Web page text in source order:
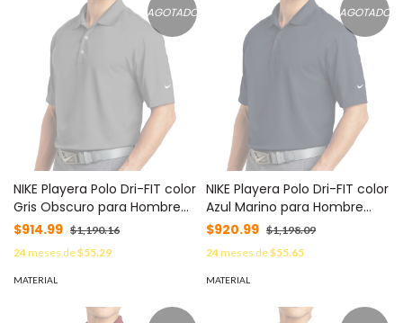
AGOTADO
NIKE Playera Polo Dri-FIT color
Gris Obscuro para Hombre
MOD: C373749S/G
$914.99 $1,190.16
24meses de$55.29
MATERIAL
AGOTADO
NIKE Playera Polo Dri-FIT color
Azul Marino para Hombre
MOD: C373749S/N
$920.99 $1,198.09
24meses de$55.65
MATERIAL